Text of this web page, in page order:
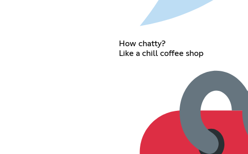
How chatty?
Like a chill coffee shop